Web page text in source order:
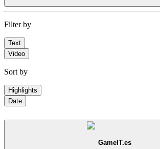
Filter by
Text
Video
Sort by
Highlights
Date
GameIT.es